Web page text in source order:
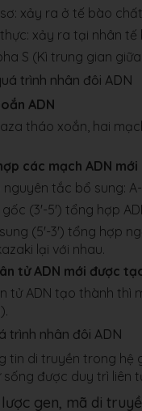
xảy ra ở tế bào
xảy ra tại nhân tế
S (Kì trung gian
trình nhân đôi ADN
ADN
tháo xoắn, hai
các mạch ADN mới
tắc bổ sung: A-
(3'-5') tổng hợp
(5'-3') tổng hợp
lại với nhau.
tử ADN mới được
tử ADN tạo thành thì
trình nhân đôi ADN
tin di truyền trong hệ
được duy trì liên
gen, mã di